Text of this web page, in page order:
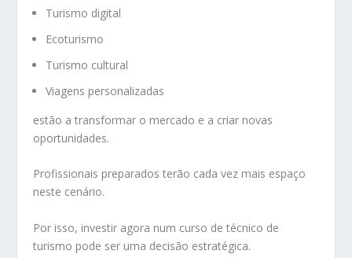
Turismo digital
Ecoturismo
Turismo cultural
Viagens personalizadas
estão a transformar o mercado e a criar novas
oportunidades.
Profissionais preparados terão cada vez mais espaço
neste cenário.
Por isso, investir agora num curso de técnico de
turismo pode ser uma decisão estratégica.